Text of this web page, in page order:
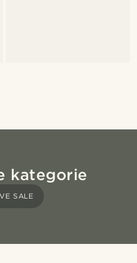
kategorie
SALE